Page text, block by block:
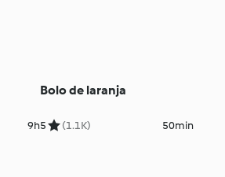
9h
Bolo de laranja
5 (1.1K) 50min